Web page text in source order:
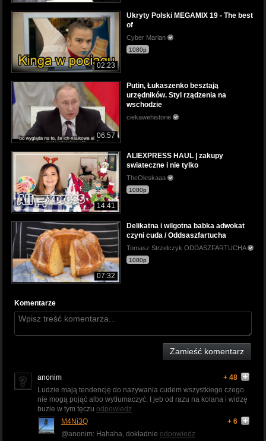
02:23
Ukryty Polski MEGAMIX 19 - The best
of
Cyber Marian
1080p
06:57
Putin, Łukaszenko besztają
urzędników. Styl rządzenia na
wschodzie
ciekawehistorie
14:41
ALIEXPRESS HAUL | zakupy
swiateczne i nie tylko
TheOleskaaa
1080p
07:32
Delikatna i wilgotna babka adwokat
czyni cuda / Oddsaszfartucha
Tomasz Strzelczyk ODDASZFARTUCHA
1080p
Komentarze
Zamieść komentarz
anonim
+ 48
Ludzie mają tendencję do nazywania cudem wszystkiego czego
nie mogą pojąć albo wytłumaczyć. I jeb od razu na kolana i widzę
buzie w tym tęczu odpowiedz
M4Ni3Q
+ 6
@anonim: Hahaha, dokładnie odpowiedz